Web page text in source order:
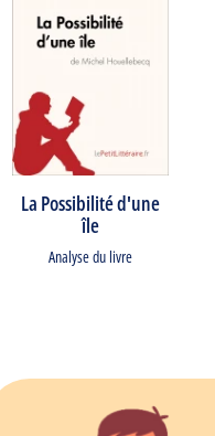
La Possibilité d'une
île
Analyse du livre